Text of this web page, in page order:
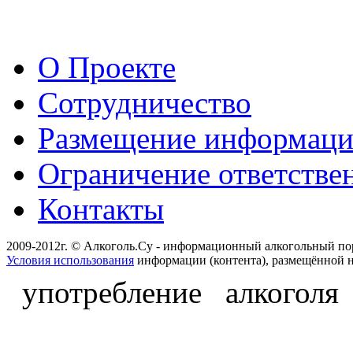
О Проекте
Сотрудничество
Размещение
Ограничение
Контакты
2009-2012г. © Алкоголь.Су - информационный алкогольный
Условия использования информации (контента), размещённой
употребление